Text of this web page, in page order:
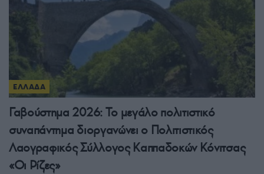
ΕΛΛΑΔΑ
Γαβούστημα 2026: Το μεγάλο πολιτιστικό
συναπάντημα διοργανώνει ο Πολιτιστικός
Λαογραφικός Σύλλογος Καππαδοκών Κόνιτσας
«Οι Ρίζες»